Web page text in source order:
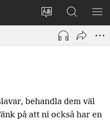
Ändra
webbplatsens
språk
Logga
(öppnar
Sök
på
jw.org
behandla dem väl
på att ni också har en